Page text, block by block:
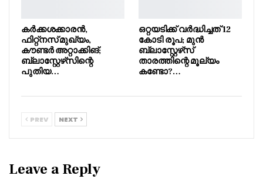
കർക്കശക്കാരൻ,
ഫിറ്റ്നസ് മുഖ്യം,
കൗണ്ടർ അറ്റാക്കിങ്;
ബ്ലാസ്റ്റേഴ്‌സിന്റെ
പുതിയ…
ഒറ്റയടിക്ക് വർദ്ധിച്ചത് 12
കോടി രൂപ; മുൻ
ബ്ലാസ്റ്റേഴ്‌സ്
താരത്തിന്റെ മൂല്യം
കണ്ടോ?…
PREV NEXT
Leave a Reply